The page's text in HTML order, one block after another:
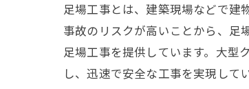
足場工事とは、建築現場などで建
事故のリスクが高いことから、足
足場工事を提供しています。大型
し、迅速で安全な工事を実現し